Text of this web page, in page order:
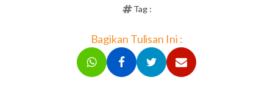
Tag :
Bagikan Tulisan Ini :